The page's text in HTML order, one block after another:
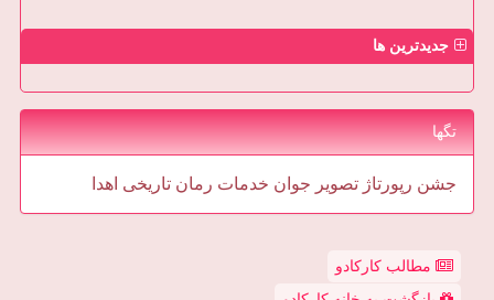
جدیدترین ها
تگها
جشن رپورتاژ تصویر جوان خدمات رمان تاریخی اهدا
مطالب کارکادو